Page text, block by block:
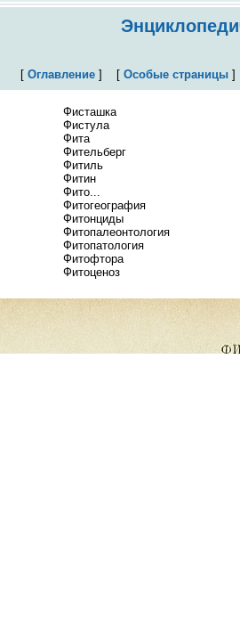
[ Оглавление] [ Особые страницы
Фисташка
Фистула
Фита
Фительберг
Фитиль
Фитин
Фито...
Фитогеография
Фитонциды
Фитопалеонтология
Фитопатология
Фитофтора
Фитоценоз